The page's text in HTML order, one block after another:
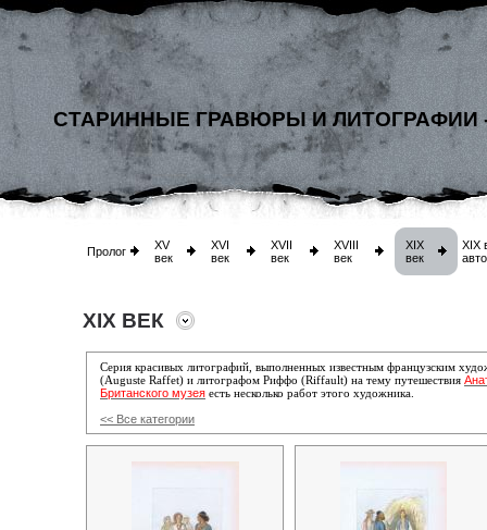
СТАРИННЫЕ ГРАВЮРЫ И ЛИТОГРАФИИ
Пролог
XV
век
XVI
век
XVII
век
XVIII
век
XIX
век
XIX
XIX ВЕК
Серия красивых литографий, выполненных известным французским
(Auguste Raffet) и литографом Риффо (Riffault) на тему путешествия
Британского музея есть несколько работ этого художника.
<< Все категории